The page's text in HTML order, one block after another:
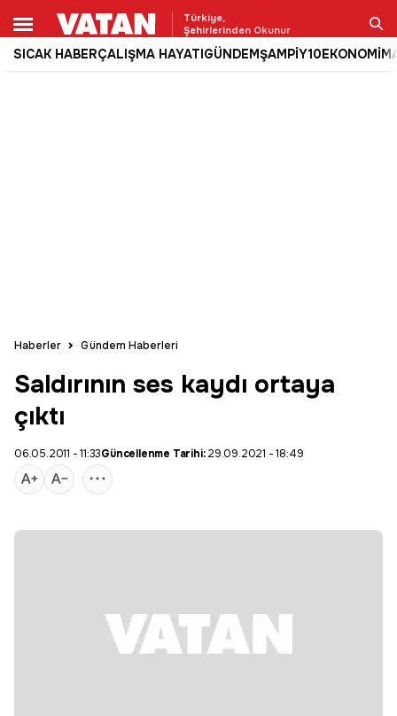
Türkiye,
Şehirlerinden Okunur
SICAK HABERÇALIŞMA HAYATIGÜNDEMŞAMPİY10EKONOMİ
Ara
Haberler Gündem Haberleri
Saldırının ses kaydı ortaya
çıktı
06.05.2011 - 11:33Güncellenme Tarihi:29.09.2021 - 18:49